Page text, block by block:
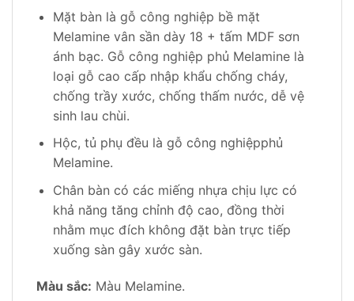
Mặt bàn là gỗ công nghiệp bề mặt
Melamine vân sần dày 18 + tấm MDF sơn
ánh bạc. Gỗ công nghiệp phủ Melamine là
loại gỗ cao cấp nhập khẩu chống cháy,
chống trầy xước, chống thấm nước, dễ vệ
sinh lau chùi.
Hộc, tủ phụ đều là gỗ công nghiệpphủ
Melamine.
Chân bàn có các miếng nhựa chịu lực có
khả năng tăng chỉnh độ cao, đồng thời
nhằm mục đích không đặt bàn trực tiếp
xuống sàn gây xước sàn.
Màu sắc: Màu Melamine.